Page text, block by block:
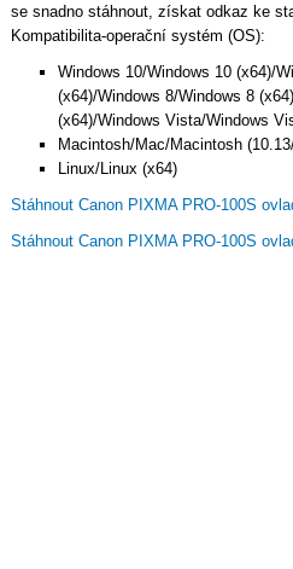
se snadno stáhnout, získat odkaz ke
Kompatibilita-operační systém (OS):
Windows 10/Windows 10 (x64)/
(x64)/Windows 8/Windows 8
(x64)/Windows Vista/Windows
Macintosh/Mac/Macintosh
Linux/Linux (x64)
Stáhnout Canon PIXMA PRO-100S
Stáhnout Canon PIXMA PRO-100S